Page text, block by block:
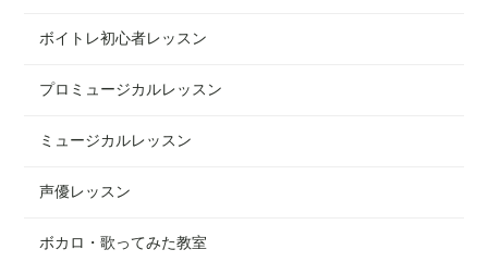
ボイトレ初心者レッスン
プロミュージカルレッスン
ミュージカルレッスン
声優レッスン
ボカロ・歌ってみた教室